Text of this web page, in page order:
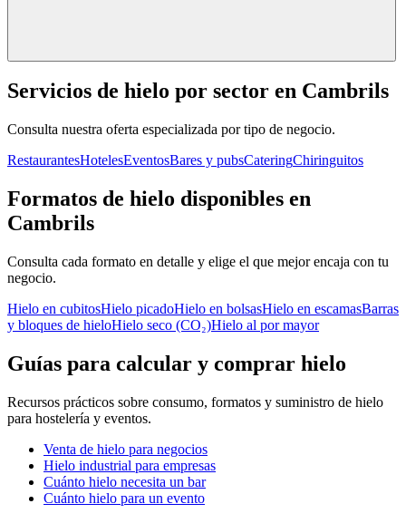
Servicios de hielo por sector en Cambrils
Consulta nuestra oferta especializada por tipo de negocio.
RestaurantesHotelesEventosBares y pubsCateringChiringuitos
Formatos de hielo disponibles en
Cambrils
Consulta cada formato en detalle y elige el que mejor encaja con tu
negocio.
Hielo en cubitosHielo picadoHielo en bolsasHielo en escamasBarras
y bloques de hieloHielo seco (CO₂)Hielo al por mayor
Guías para calcular y comprar hielo
Recursos prácticos sobre consumo, formatos y suministro de hielo
para hostelería y eventos.
Venta de hielo para negocios
Hielo industrial para empresas
Cuánto hielo necesita un bar
Cuánto hielo para un evento